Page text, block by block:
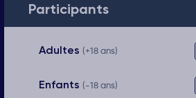
Participants
Adultes (+18 ans)
Enfants (-18 ans)